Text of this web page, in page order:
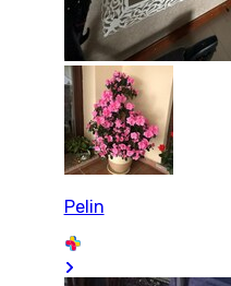
Pelin